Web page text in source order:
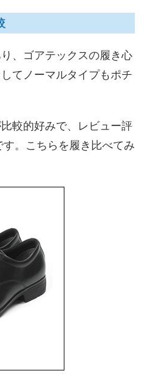
、ゴアテックスの履き心
てノーマルタイプもポチ
較的好みで、レビュー評
す。こちらを履き比べてみ